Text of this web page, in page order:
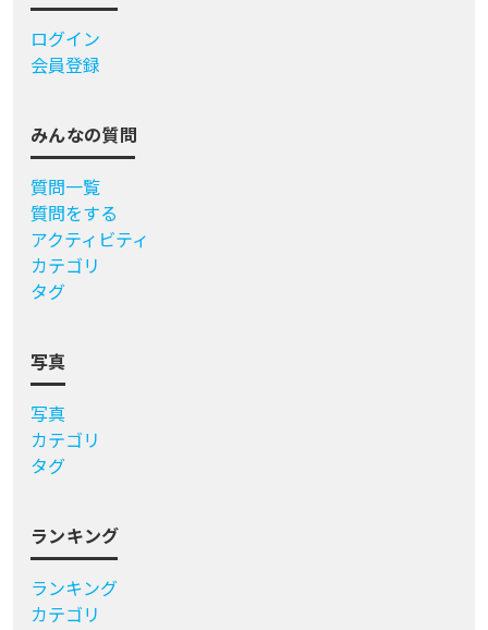
ログイン
会員登録
みんなの質問
質問一覧
質問をする
アクティビティ
カテゴリ
タグ
写真
写真
カテゴリ
タグ
ランキング
ランキング
カテゴリ